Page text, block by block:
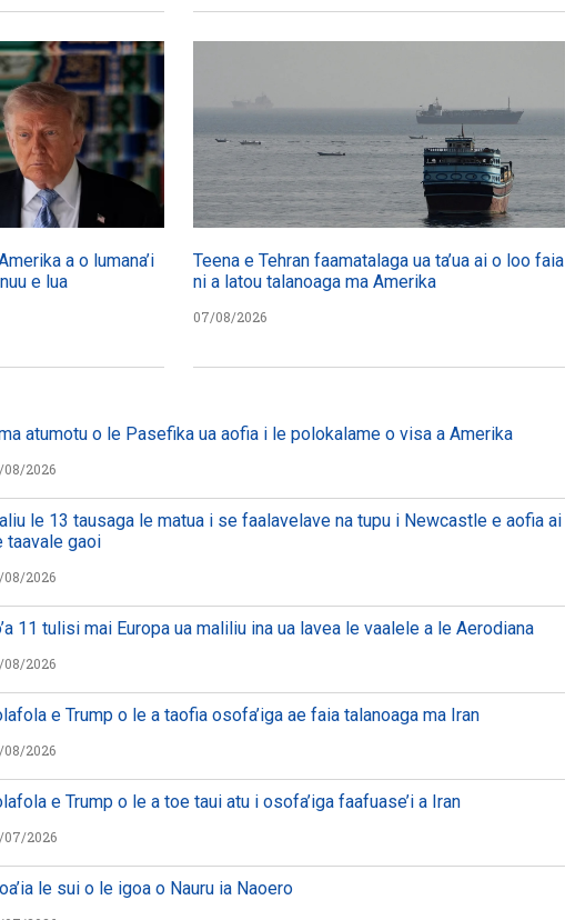
a o lumana’i
e lua
Teena e Tehran faamatalaga ua ta’ua ai o loo faia
ni a latou talanoaga ma Amerika
07/08/2026
atumotu o le Pasefika ua aofia i le polokalame o visa a Amerika
08/2026
le 13 tausaga le matua i se faalavelave na tupu i Newcastle e aofia ai
taavale gaoi
08/2026
11 tulisi mai Europa ua maliliu ina ua lavea le vaalele a le Aerodiana
08/2026
e Trump o le a taofia osofa’iga ae faia talanoaga ma Iran
08/2026
e Trump o le a toe taui atu i osofa’iga faafuase’i a Iran
07/2026
le sui o le igoa o Nauru ia Naoero